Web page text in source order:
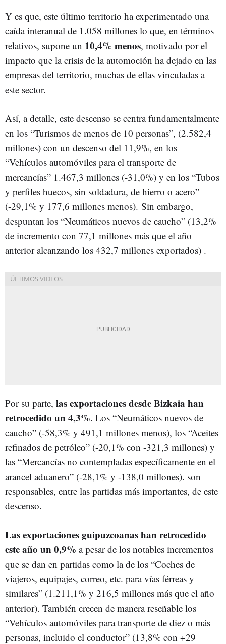
Y es que, este último territorio ha experimentado una
caída interanual de 1.058 millones lo que, en términos
relativos, supone un 10,4% menos, motivado por el
impacto que la crisis de la automoción ha dejado en las
empresas del territorio, muchas de ellas vinculadas a
este sector.
Así, a detalle, este descenso se centra fundamentalmente
en los “Turismos de menos de 10 personas”, (2.582,4
millones) con un descenso del 11,9%, en los
“Vehículos automóviles para el transporte de
mercancías” 1.467,3 millones (-31,0%) y en los “Tubos
y perfiles huecos, sin soldadura, de hierro o acero”
(-29,1% y 177,6 millones menos). Sin embargo,
despuntan los “Neumáticos nuevos de caucho” (13,2%
de incremento con 77,1 millones más que el año
anterior alcanzando los 432,7 millones exportados) .
Por su parte, las exportaciones desde Bizkaia han
retrocedido un 4,3%. Los “Neumáticos nuevos de
caucho” (-58,3% y 491,1 millones menos), los “Aceites
refinados de petróleo” (-20,1% con -321,3 millones) y
las “Mercancías no contempladas específicamente en el
arancel aduanero” (-28,1% y -138,0 millones). son
responsables, entre las partidas más importantes, de este
descenso.
Las exportaciones guipuzcoanas han retrocedido
este año un 0,9% a pesar de los notables incrementos
que se dan en partidas como la de los “Coches de
viajeros, equipajes, correo, etc. para vías férreas y
similares” (1.211,1% y 216,5 millones más que el año
anterior). También crecen de manera reseñable los
“Vehículos automóviles para transporte de diez o más
personas, incluido el conductor” (13,8% con +29